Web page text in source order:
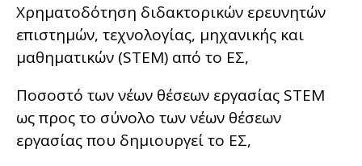
Χρηματοδότηση διδακτορικών ερευνητών
επιστημών, τεχνολογίας, μηχανικής και
μαθηματικών (STEM) από το ΕΣ,
Ποσοστό των νέων θέσεων εργασίας STEM
ως προς το σύνολο των νέων θέσεων
εργασίας που δημιουργεί το ΕΣ,